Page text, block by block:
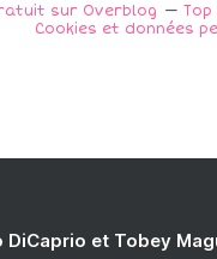
sur Overblog
Cookies et données
DiCaprio et Tobey